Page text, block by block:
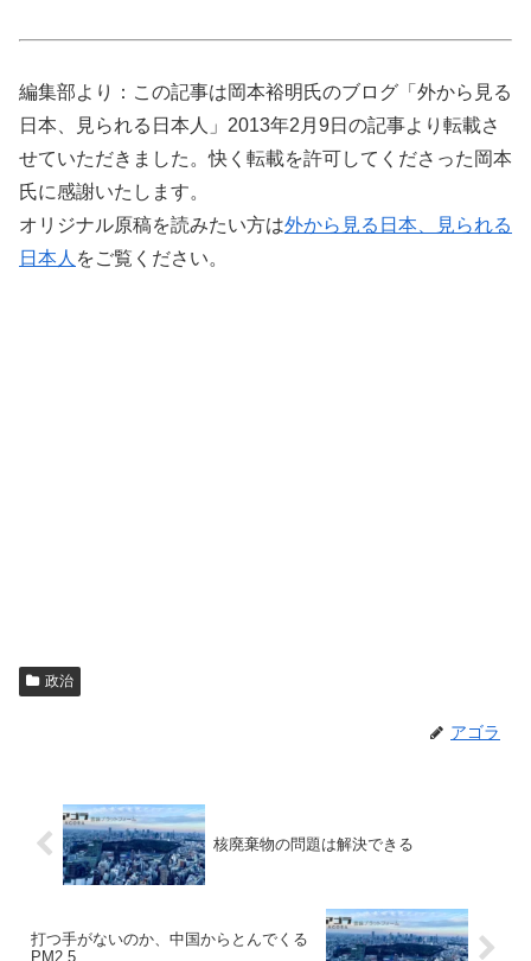
編集部より：この記事は岡本裕明氏のブログ「外から見る
日本、見られる日本人」2013年2月9日の記事より転載さ
せていただきました。快く転載を許可してくださった岡本
氏に感謝いたします。
オリジナル原稿を読みたい方は外から見る日本、見られる
日本人 をご覧ください。
政治
アゴラ
核廃棄物の問題は解決できる
打つ手がないのか、中国からとんでくる
PM2.5